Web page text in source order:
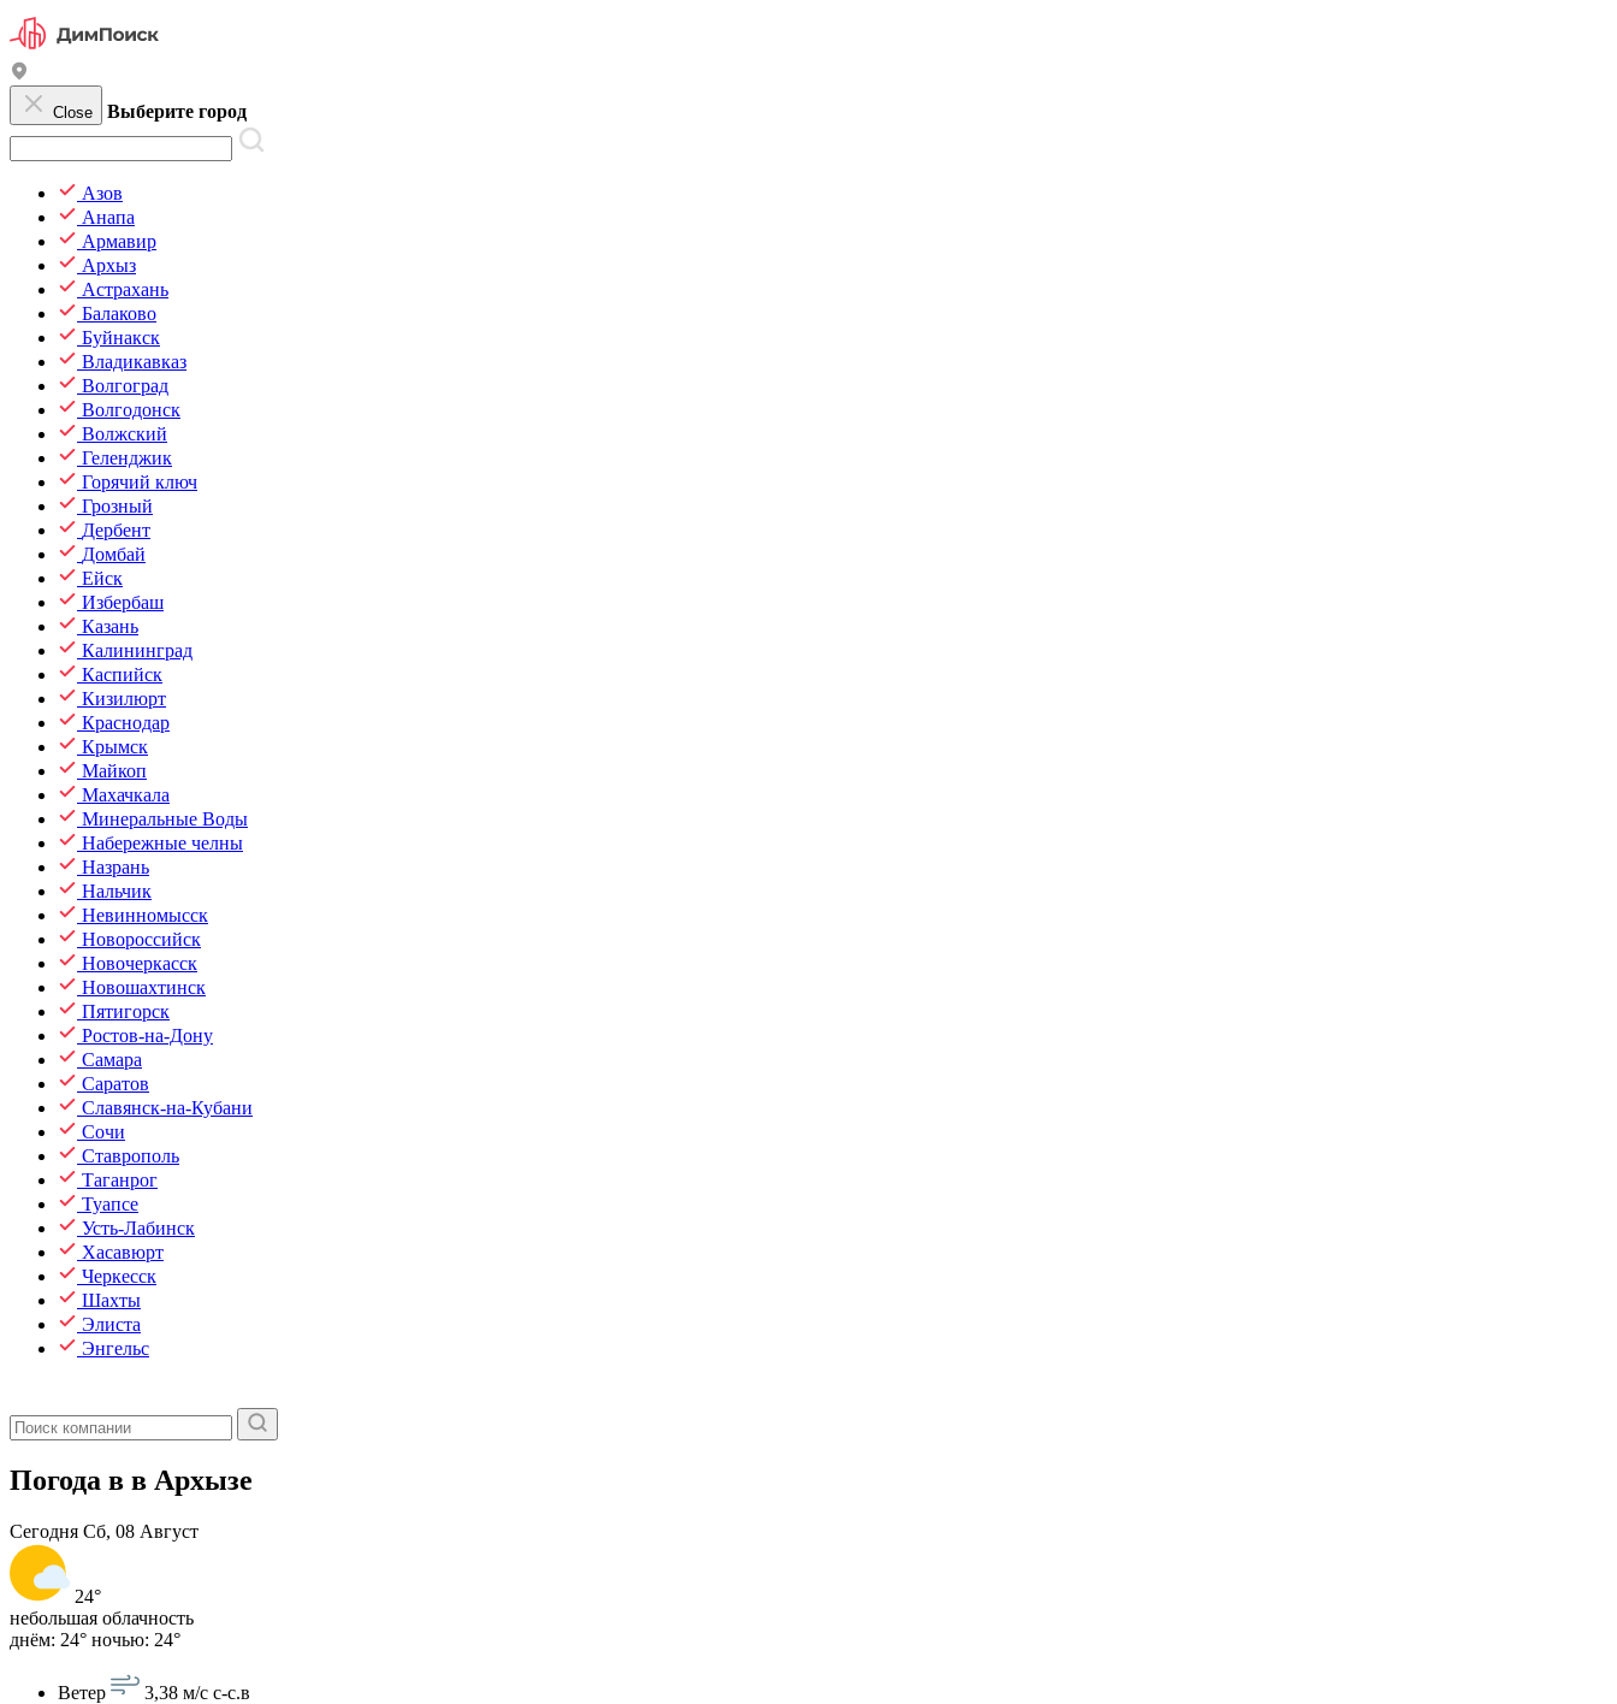
Close Выберите город
Азов
Анапа
Армавир
Архыз
Астрахань
Балаково
Буйнакск
Владикавказ
Волгоград
Волгодонск
Волжский
Геленджик
Горячий ключ
Грозный
Дербент
Домбай
Ейск
Избербаш
Казань
Калининград
Каспийск
Кизилюрт
Краснодар
Крымск
Майкоп
Махачкала
Минеральные Воды
Набережные челны
Назрань
Нальчик
Невинномысск
Новороссийск
Новочеркасск
Новошахтинск
Пятигорск
Ростов-на-Дону
Самара
Саратов
Славянск-на-Кубани
Сочи
Ставрополь
Таганрог
Туапсе
Усть-Лабинск
Хасавюрт
Черкесск
Шахты
Элиста
Энгельс
Погода в в Архызе
Сегодня Сб, 08 Август
24°
небольшая облачность
днём: 24° ночью: 24°
Ветер 3,38 м/с с-с.в